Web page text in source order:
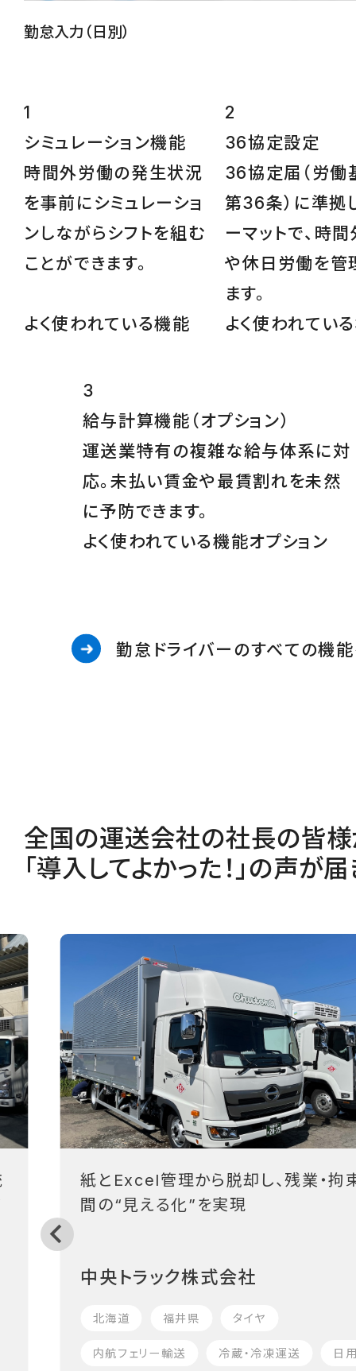
勤怠入力（日別）
1
シミュレーション機能
時間外労働の発生状況
を事前にシミュレーショ
ンしながらシフトを組む
ことができます。
よく使われている機能
2
36協定設定
36協定届（労働
第36条）に準拠
ーマットで、時
や休日労働を管
ます。
よく使われてい
3
給与計算機能 （オプション）
運送業特有の複雑な給与体系に対
応。未払い賃金や最賃割れを未然
に予防できます。
よく使われている機能オプション
勤怠ドライバーのすべての機
全国の運送会社の社長の皆様
「導入してよかった！」の声が
紙とExcel管理から脱却し、残業・拘
間の“見える化”を実現
中央トラック株式会社
北海道 福井県 タイヤ
内航フェリー輸送 冷蔵・冷凍運送 日